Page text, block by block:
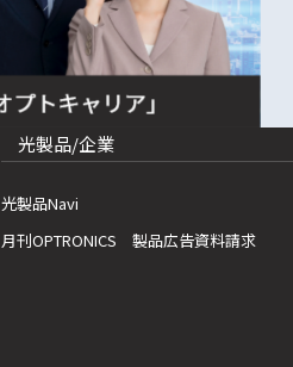
光製品/企業
光製品Navi
月刊OPTRONICS 製品広告資料請求